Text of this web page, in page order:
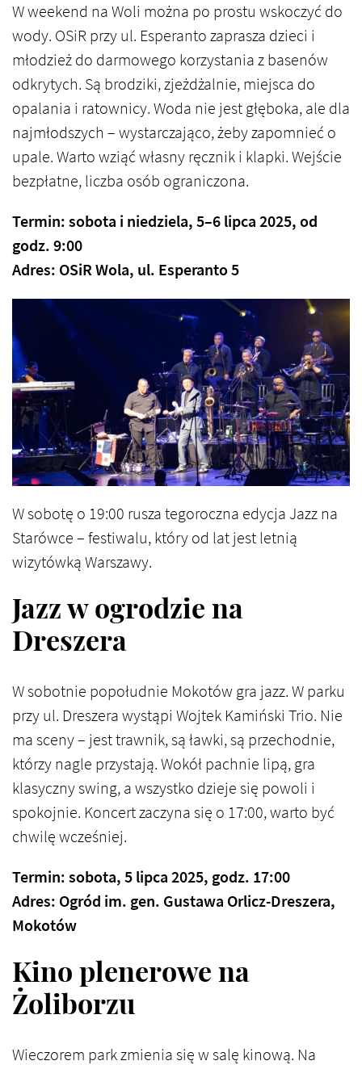
W weekend na Woli można po prostu wskoczyć do
wody. OSiR przy ul. Esperanto zaprasza dzieci i
młodzież do darmowego korzystania z basenów
odkrytych. Są brodziki, zjeżdżalnie, miejsca do
opalania i ratownicy. Woda nie jest głęboka, ale dla
najmłodszych – wystarczająco, żeby zapomnieć o
upale. Warto wziąć własny ręcznik i klapki. Wejście
bezpłatne, liczba osób ograniczona.
Termin: sobota i niedziela, 5–6 lipca 2025, od
godz. 9:00
Adres: OSiR Wola, ul. Esperanto 5
W sobotę o 19:00 rusza tegoroczna edycja Jazz na
Starówce – festiwalu, który od lat jest letnią
wizytówką Warszawy.
Jazz w ogrodzie na
Dreszera
W sobotnie popołudnie Mokotów gra jazz. W parku
przy ul. Dreszera wystąpi Wojtek Kamiński Trio. Nie
ma sceny – jest trawnik, są ławki, są przechodnie,
którzy nagle przystają. Wokół pachnie lipą, gra
klasyczny swing, a wszystko dzieje się powoli i
spokojnie. Koncert zaczyna się o 17:00, warto być
chwilę wcześniej.
Termin: sobota, 5 lipca 2025, godz. 17:00
Adres: Ogród im. gen. Gustawa Orlicz-Dreszera,
Mokotów
Kino plenerowe na
Żoliborzu
Wieczorem park zmienia się w salę kinową. Na